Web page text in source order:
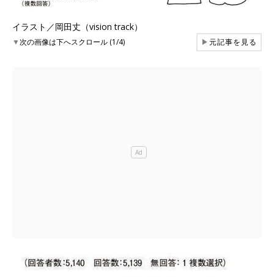
イラスト／岡田丈（vision track）
▼次の画像は下へスクロール (1/4) ▶元記事を見る